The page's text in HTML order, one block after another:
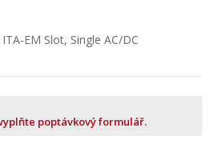
EM Slot, Single AC/DC
poptávkový formulář.